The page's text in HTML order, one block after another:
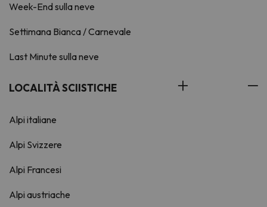
Week-End sulla neve
Settimana Bianca / Carnevale
Last Minute sulla neve
LOCALITÀ SCIISTICHE
Alpi italiane
Alpi Svizzere
Alpi Francesi
Alpi austriache